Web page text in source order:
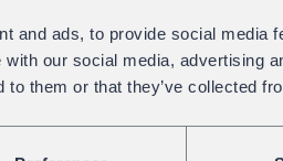
and ads, to provide social media
our social media, advertising
to them or that they’ve collected